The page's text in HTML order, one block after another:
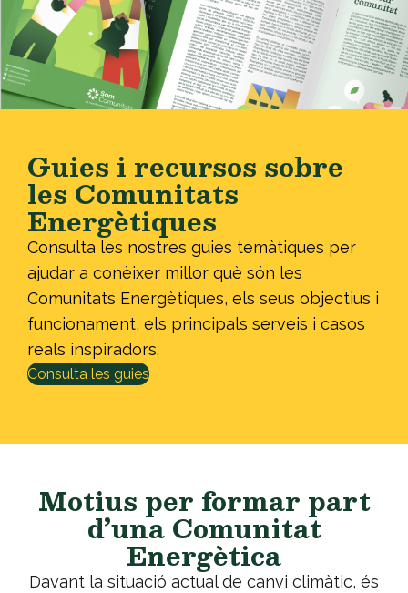
Guies i recursos sobre
les Comunitats
Energètiques
Consulta les nostres guies temàtiques per
ajudar a conèixer millor què són les
Comunitats Energètiques, els seus objectius i
funcionament, els principals serveis i casos
reals inspiradors.
Consulta les guies
Motius per formar part
d’una Comunitat
Energètica
Davant la situació actual de canvi climàtic, és